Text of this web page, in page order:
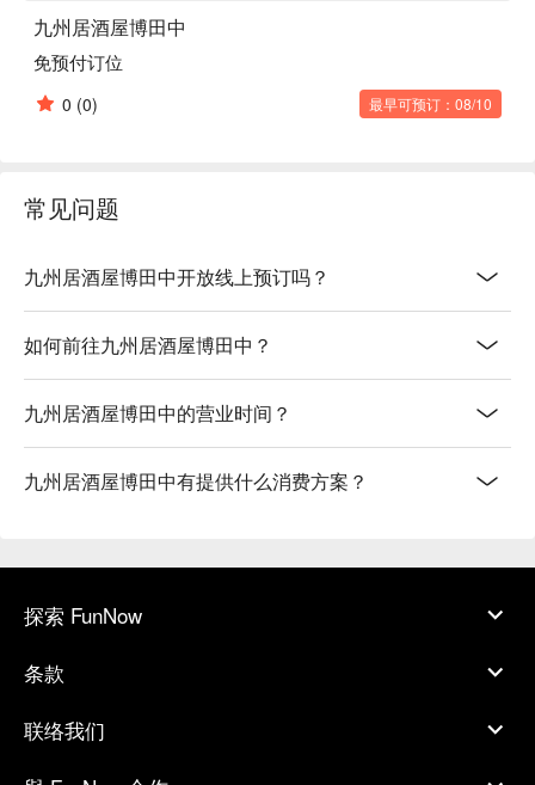
九州居酒屋博田中
免预付订位
0 (0) 最早可预订：08/10
常见问题
九州居酒屋博田中开放线上预订吗？
如何前往九州居酒屋博田中？
九州居酒屋博田中的营业时间？
九州居酒屋博田中有提供什么消费方案？
探索 FunNow
条款
联络我们